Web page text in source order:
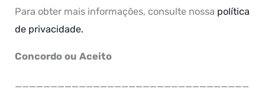
Para obter mais informações, consulte nossa política
de privacidade.
Concordo ou Aceito
_________________________________